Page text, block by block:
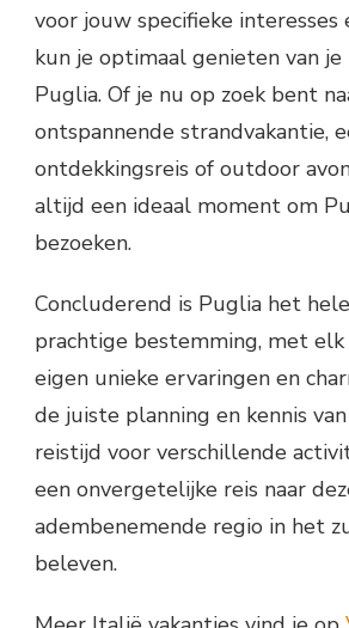
voor jouw specifieke interesses
kun je optimaal genieten van je
Puglia. Of je nu op zoek bent
ontspannende strandvakantie,
ontdekkingsreis of outdoor
altijd een ideaal moment om
bezoeken.
Concluderend is Puglia het
prachtige bestemming, met elk
eigen unieke ervaringen en
de juiste planning en kennis
reistijd voor verschillende
een onvergetelijke reis naar
adembenemende regio in het
beleven.